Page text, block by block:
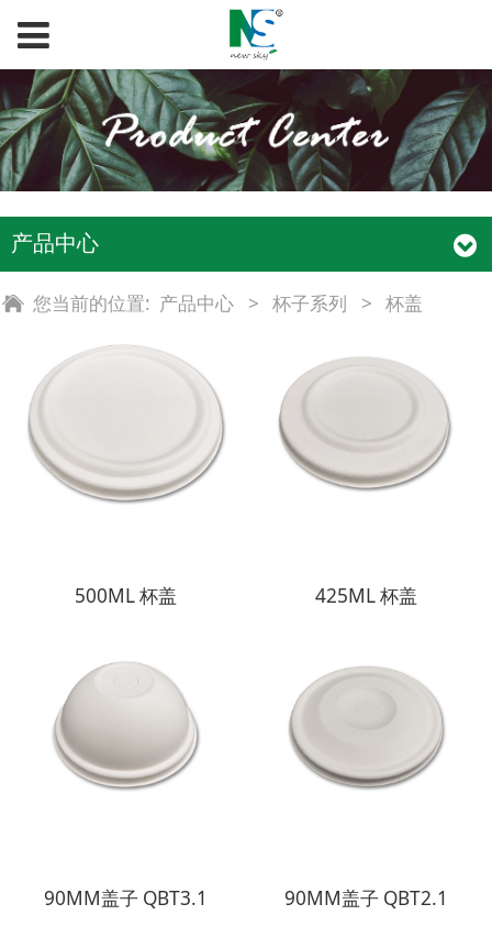
产品中心
您当前的位置: 产品中心 > 杯子系列 > 杯盖
500ML 杯盖 425ML 杯盖
90MM盖子 QBT3.1 90MM盖子 QBT2.1